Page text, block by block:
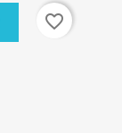
favorite_border